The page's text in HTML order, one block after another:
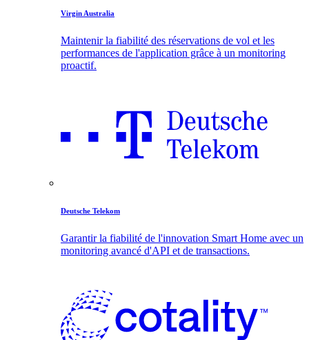
Virgin Australia
Maintenir la fiabilité des réservations de vol et les
performances de l'application grâce à un monitoring
proactif.
Deutsche Telekom
Garantir la fiabilité de l'innovation Smart Home avec un
monitoring avancé d'API et de transactions.